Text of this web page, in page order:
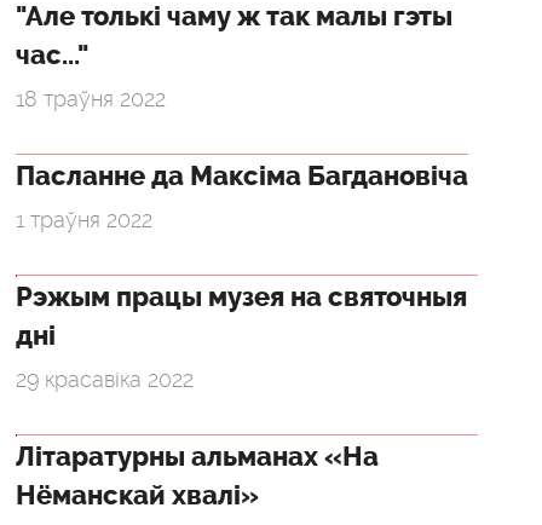
"Але толькі чаму ж так малы гэты
час..."
18 траўня 2022
Пасланне да Максіма Багдановіча
1 траўня 2022
Рэжым працы музея на святочныя
дні
29 красавіка 2022
Літаратурны альманах «На
Нёманскай хвалі»